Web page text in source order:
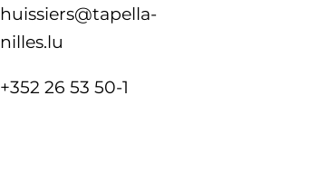
huissiers@tapella-
nilles.lu
+352 26 53 50-1